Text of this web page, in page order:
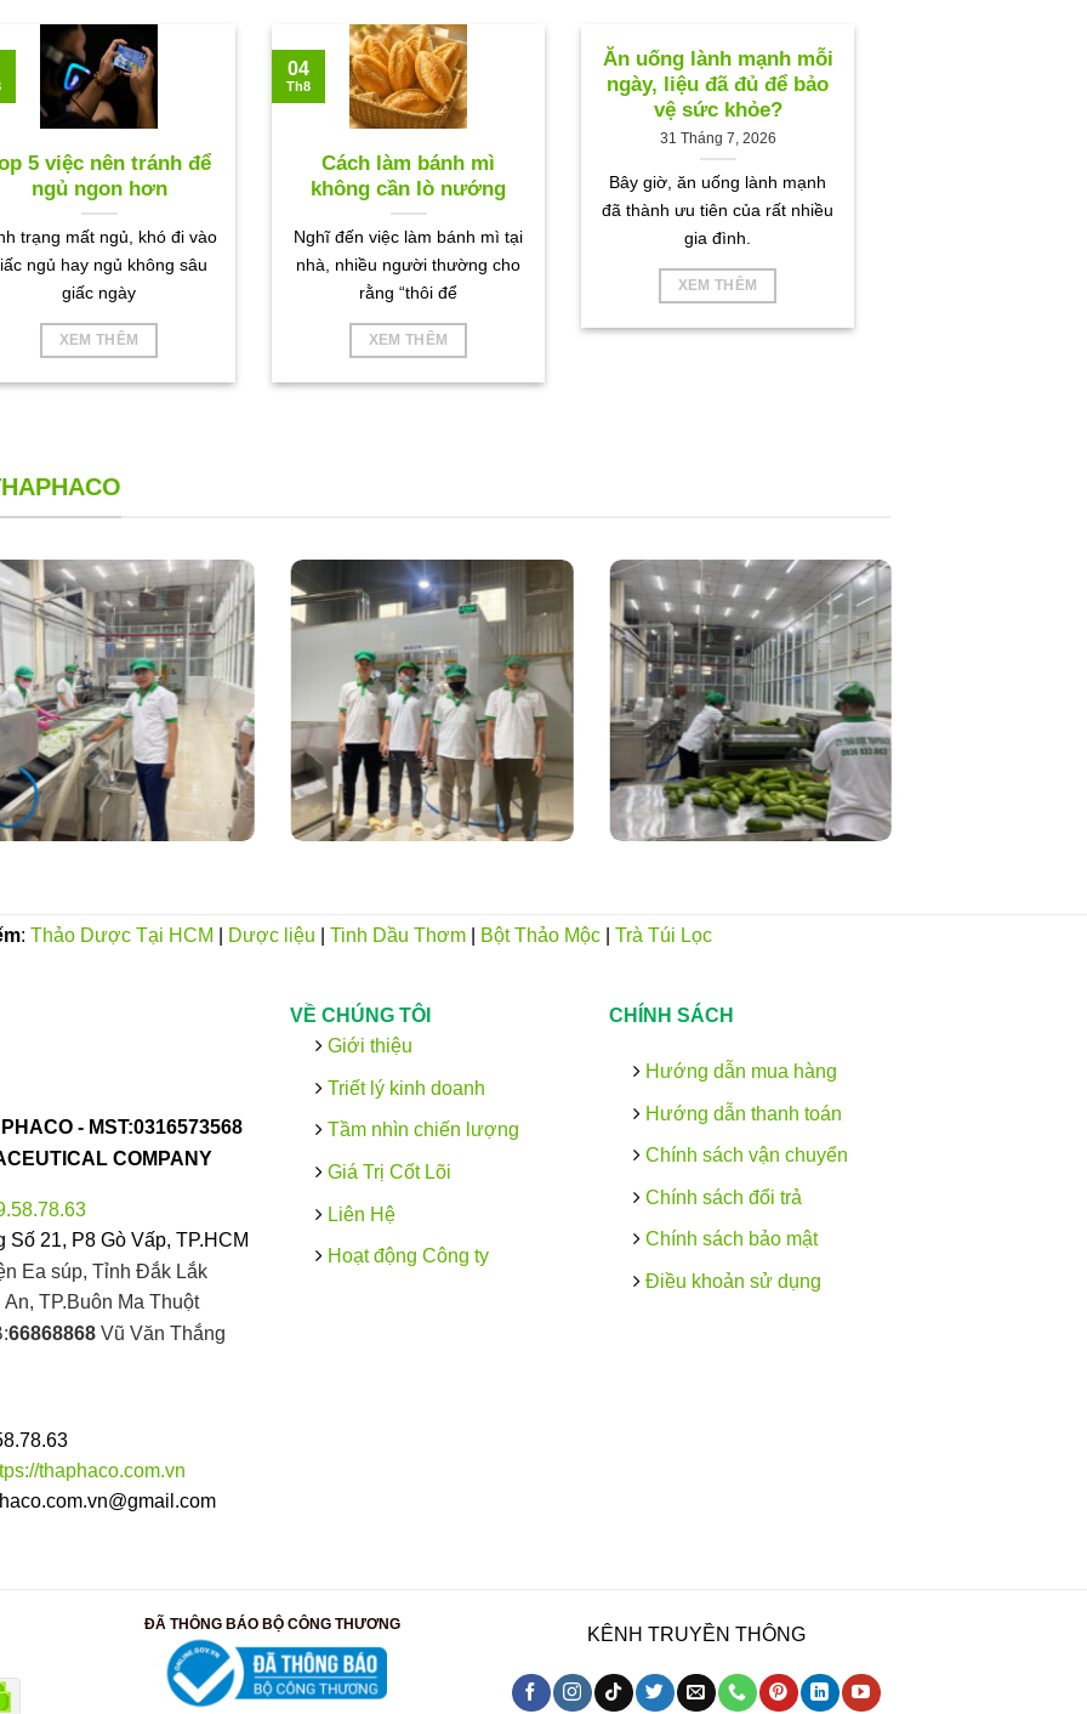
5 việc nên tránh để
ngủ ngon hơn
trạng mất ngủ, khó đi vào
ngủ hay ngủ không sâu
giấc ngày
XEM THÊM
Cách làm bánh mì
không cần lò nướng
Nghĩ đến việc làm bánh mì tại
nhà, nhiều người thường cho
rằng “thôi để
XEM THÊM
04
Th8
Ăn uống lành mạnh mỗi
ngày, liệu đã đủ để bảo
vệ sức khỏe?
31 Tháng 7, 2026
Bây giờ, ăn uống lành mạnh
đã thành ưu tiên của rất nhiều
gia đình.
XEM THÊM
: Thảo Dược Tại HCM Dược liệu Tinh Dầu Thơm| Bột Thảo Mộc| Trà Túi Lọc
-MST:0316573568
COMPANY
21, P8 Gò Vấp, TP.HCM
Ea súp, Tỉnh Đắk Lắk
TP.Buôn Ma Thuột
66868868Vũ Văn Thắng
thaphaco.com.vn
VỀ CHÚNG TÔI
Giới thiệu
Triết lý kinh doanh
Tầm nhìn chiến lượng
Giá Trị Cốt Lõi
Liên Hệ
Hoạt động Công ty
CHÍNH SÁCH
Hướng dẫn mua hàng
Hướng dẫn thanh toán
Chính sách vận chuyển
Chính sách đổi trả
Chính sách bảo mật
Điều khoản sử dụng
ĐÃ THÔNG BÁO BỘ CÔNG THƯƠNG KÊNH TRUYỀN THÔNG